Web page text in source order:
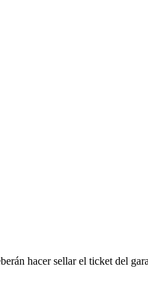
hacer sellar el ticket del